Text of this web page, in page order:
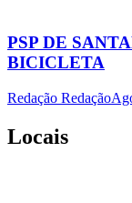
PSP DE
BICICLETA
Redação Redação
Locais